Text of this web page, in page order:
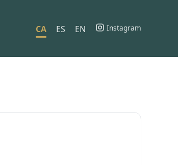
CA ES EN Instagram